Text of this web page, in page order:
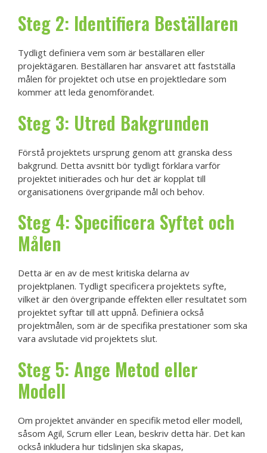
Steg 2: Identifiera Beställaren
Tydligt definiera vem som är beställaren eller
projektägaren. Beställaren har ansvaret att fastställa
målen för projektet och utse en projektledare som
kommer att leda genomförandet.
Steg 3: Utred Bakgrunden
Förstå projektets ursprung genom att granska dess
bakgrund. Detta avsnitt bör tydligt förklara varför
projektet initierades och hur det är kopplat till
organisationens övergripande mål och behov.
Steg 4: Specificera Syftet och
Målen
Detta är en av de mest kritiska delarna av
projektplanen. Tydligt specificera projektets syfte,
vilket är den övergripande effekten eller resultatet som
projektet syftar till att uppnå. Definiera också
projektmålen, som är de specifika prestationer som ska
vara avslutade vid projektets slut.
Steg 5: Ange Metod eller
Modell
Om projektet använder en specifik metod eller modell,
såsom Agil, Scrum eller Lean, beskriv detta här. Det kan
också inkludera hur tidslinjen ska skapas,